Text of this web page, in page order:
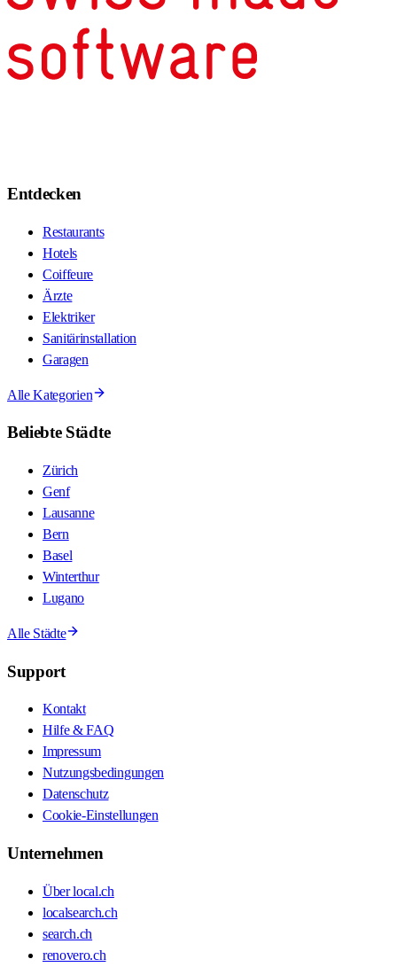
Entdecken
Restaurants
Hotels
Coiffeure
Ärzte
Elektriker
Sanitärinstallation
Garagen
Alle Kategorien
Beliebte Städte
Zürich
Genf
Lausanne
Bern
Basel
Winterthur
Lugano
Alle Städte
Support
Kontakt
Hilfe & FAQ
Impressum
Nutzungsbedingungen
Datenschutz
Cookie-Einstellungen
Unternehmen
Über local.ch
localsearch.ch
search.ch
renovero.ch